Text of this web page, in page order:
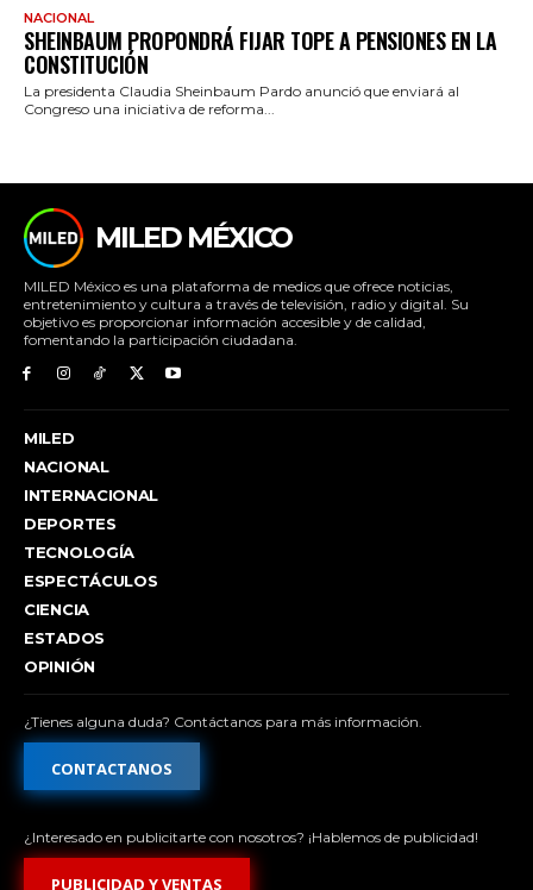
NACIONAL
SHEINBAUM PROPONDRÁ FIJAR TOPE A PENSIONES EN LA
CONSTITUCIÓN
La presidenta Claudia Sheinbaum Pardo anunció que enviará al
Congreso una iniciativa de reforma...
MILED MÉXICO
MILED México es una plataforma de medios que ofrece noticias,
entretenimiento y cultura a través de televisión, radio y digital. Su
objetivo es proporcionar información accesible y de calidad,
fomentando la participación ciudadana.
MILED
NACIONAL
INTERNACIONAL
DEPORTES
TECNOLOGÍA
ESPECTÁCULOS
CIENCIA
ESTADOS
OPINIÓN
¿Tienes alguna duda? Contáctanos para más información.
CONTACTANOS
¿Interesado en publicitarte con nosotros? ¡Hablemos de publicidad!
PUBLICIDAD Y VENTAS